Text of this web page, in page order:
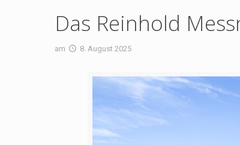
Das Reinhold
am 8. August 2025